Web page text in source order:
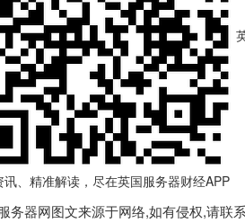
讯、精准解读，尽在英国服务器财经APP
务器网图文来源于网络,如有侵权,请联